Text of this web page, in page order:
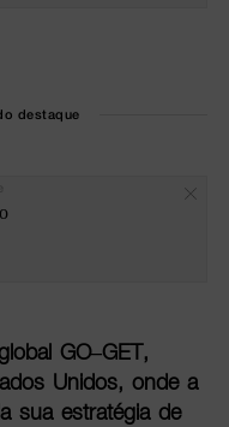
destaque
GO–GET,
Unidos, onde a
sua estratégia de